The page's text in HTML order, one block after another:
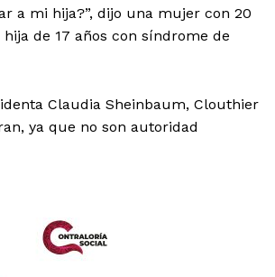
a mi hija?”, dijo una mujer con 20
de 17 años con síndrome de
Claudia Sheinbaum, Clouthier
ya que no son autoridad